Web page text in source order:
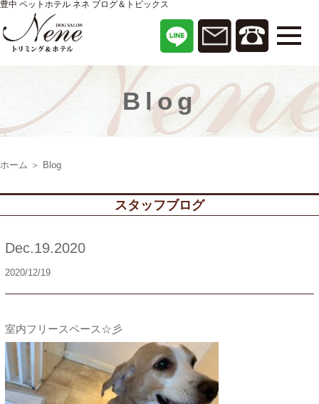
豊中 ペットホテル ネネ ブログ＆トピックス
Blog
ホーム ＞ Blog
スタッフブログ
Dec.19.2020
2020/12/19
室内フリースペース☆彡